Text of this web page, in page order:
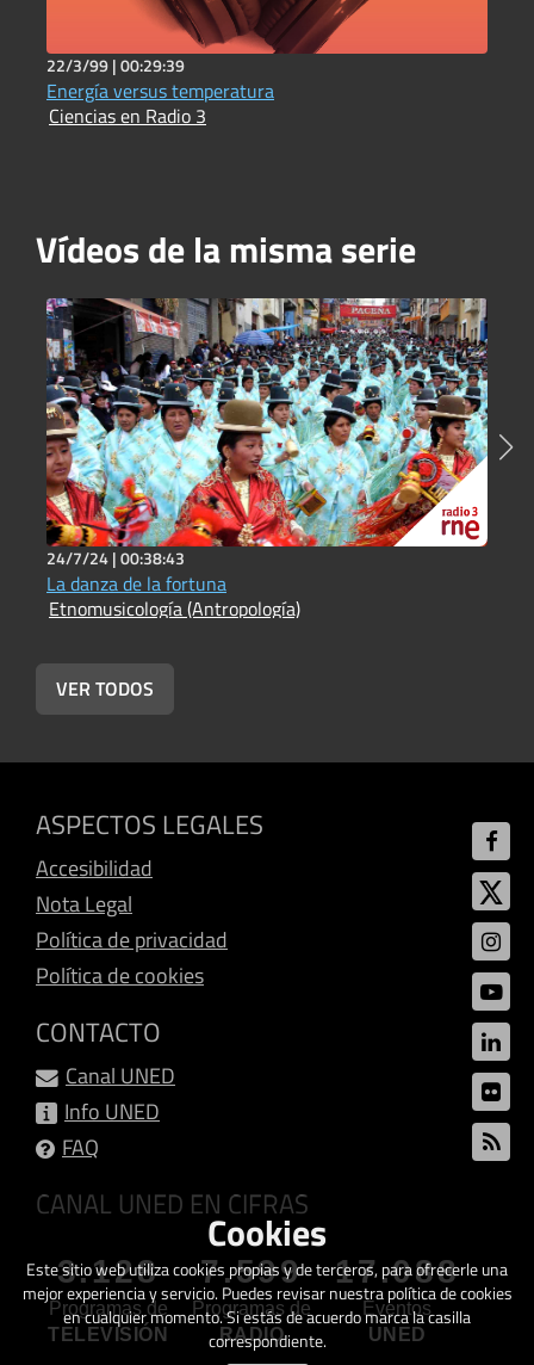
22/3/99 |00:29:39
Energía versus temperatura
Ciencias en Radio 3
Vídeos de la misma serie
24/7/24 |00:38:43
La danza de la fortuna
Etnomusicología (Antropología)
VER TODOS
ASPECTOS LEGALES
Accesibilidad
Nota Legal
Política de privacidad
Política de cookies
CONTACTO
Canal UNED
Info UNED
FAQ
CANAL UNED EN CIFRAS
3.128
Programas de
TELEVISIÓN
7.599
Programas de
RADIO
17.088
Eventos
UNED
Cookies
Este sitio web utiliza cookies propias y de terceros, para ofrecerle una
mejor experiencia y servicio. Puedes revisar nuestra política de cookies
en cualquier momento. Si estás de acuerdo marca la casilla
correspondiente.